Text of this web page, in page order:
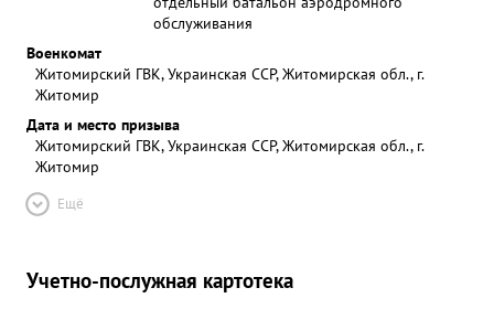
обслуживания
Военкомат
Житомирский ГВК, Украинская ССР, Житомирская обл., г.
Житомир
Дата и место призыва
Житомирский ГВК, Украинская ССР, Житомирская обл., г.
Житомир
Ещё
Учетно-послужная картотека